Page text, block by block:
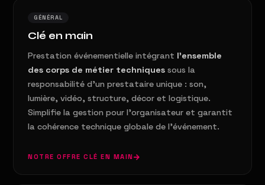
GÉNÉRAL
Clé en main
Prestation événementielle intégrant l'ensemble
des corps de métier techniques sous la
responsabilité d'un prestataire unique : son,
lumière, vidéo, structure, décor et logistique.
Simplifie la gestion pour l'organisateur et garantit
la cohérence technique globale de l'événement.
NOTRE OFFRE CLÉ EN MAIN